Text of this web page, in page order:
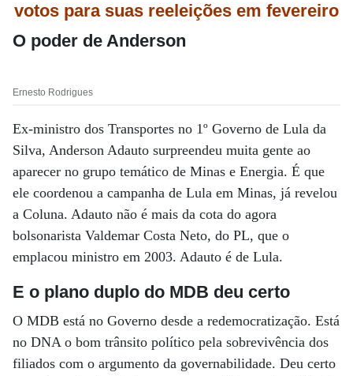
votos para suas reeleições em fevereiro
O poder de Anderson
Ernesto Rodrigues
Ex-ministro dos Transportes no 1º Governo de Lula da
Silva, Anderson Adauto surpreendeu muita gente ao
aparecer no grupo temático de Minas e Energia. É que
ele coordenou a campanha de Lula em Minas, já revelou
a Coluna. Adauto não é mais da cota do agora
bolsonarista Valdemar Costa Neto, do PL, que o
emplacou ministro em 2003. Adauto é de Lula.
E o plano duplo do MDB deu certo
O MDB está no Governo desde a redemocratização. Está
no DNA o bom trânsito político pela sobrevivência dos
filiados com o argumento da governabilidade. Deu certo